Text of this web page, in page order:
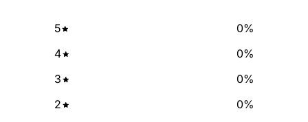
5 0%
4
0%
3
0%
2
0%